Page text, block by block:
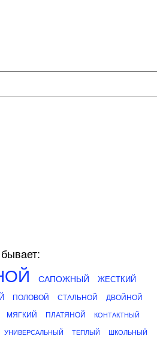
САПОЖНЫЙ
ЖЕСТКИЙ
ПОЛОВОЙ СТАЛЬНОЙ ДВОЙНОЙ
МЯГКИЙ ПЛАТЯНОЙ КОНТАКТНЫЙ
УНИВЕРСАЛЬНЫЙ ТЕПЛЫЙ ШКОЛЬНЫЙ